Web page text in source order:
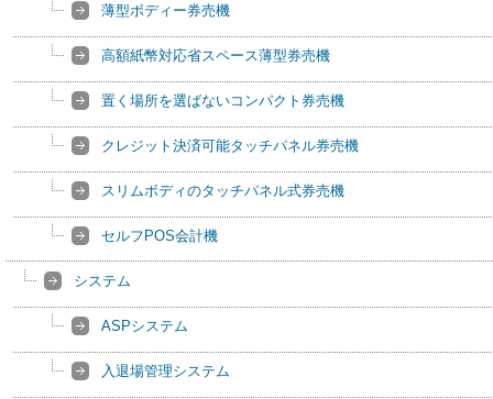
薄型ボディー券売機
高額紙幣対応省スペース薄型券売機
置く場所を選ばないコンパクト券売機
クレジット決済可能タッチパネル券売機
スリムボディのタッチパネル式券売機
セルフPOS会計機
システム
ASPシステム
入退場管理システム